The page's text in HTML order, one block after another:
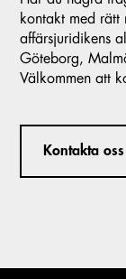
kontakt med rätt
affärsjuridikens
Göteborg,
Välkommen att
Kontakta oss